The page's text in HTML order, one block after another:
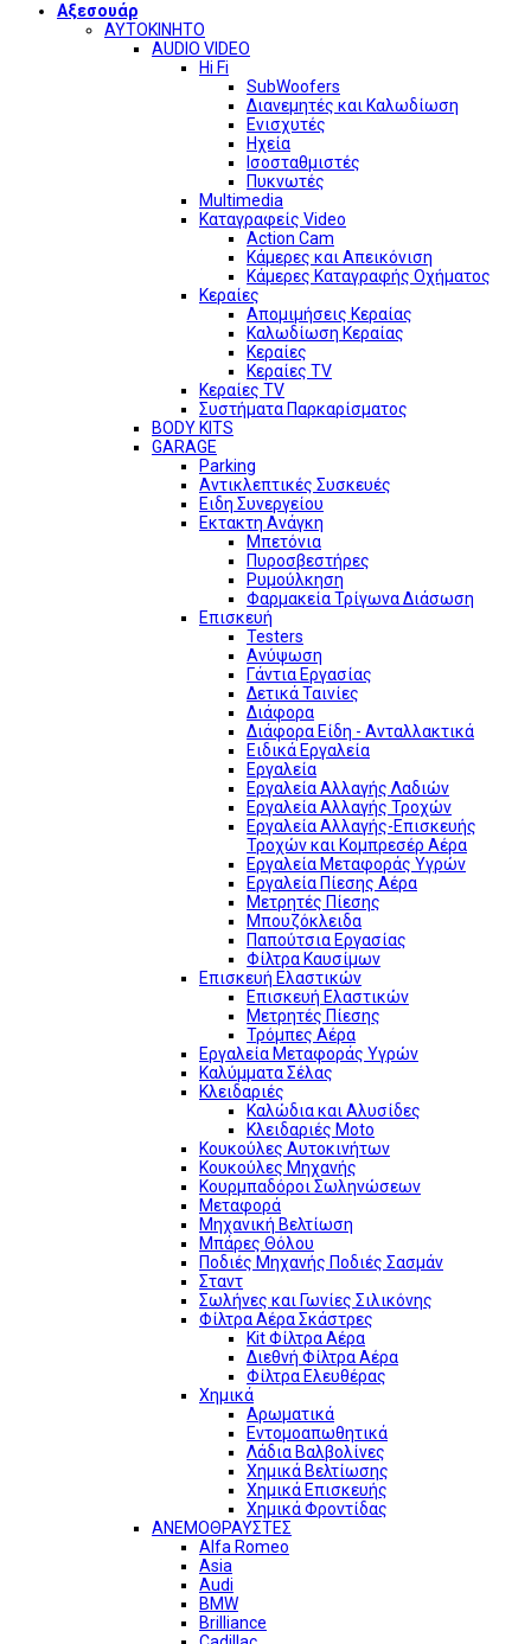
Αξεσουάρ
ΑΥΤΟΚΙΝΗΤΟ
AUDIO VIDEO
Hi Fi
SubWoofers
Διανεμητές και Καλωδίωση
Ενισχυτές
Ηχεία
Ισοσταθμιστές
Πυκνωτές
Multimedia
Καταγραφείς Video
Action Cam
Κάμερες και Απεικόνιση
Κάμερες Καταγραφής Οχήματος
Κεραίες
Απομιμήσεις Κεραίας
Καλωδίωση Κεραίας
Κεραίες
Κεραίες TV
Κεραίες TV
Συστήματα Παρκαρίσματος
BODY KITS
GARAGE
Parking
Αντικλεπτικές Συσκευές
Ειδη Συνεργείου
Εκτακτη Ανάγκη
Μπετόνια
Πυροσβεστήρες
Ρυμούλκηση
Φαρμακεία Τρίγωνα Διάσωση
Επισκευή
Testers
Ανύψωση
Γάντια Εργασίας
Δετικά Ταινίες
Διάφορα
Διάφορα Είδη - Ανταλλακτικά
Ειδικά Εργαλεία
Εργαλεία
Εργαλεία Αλλαγής Λαδιών
Εργαλεία Αλλαγής Τροχών
Εργαλεία Αλλαγής-Επισκευής
Τροχών και Κομπρεσέρ Αέρα
Εργαλεία Μεταφοράς Υγρών
Εργαλεία Πίεσης Αέρα
Μετρητές Πίεσης
Μπουζόκλειδα
Παπούτσια Εργασίας
Φίλτρα Καυσίμων
Επισκευή Ελαστικών
Επισκευή Ελαστικών
Μετρητές Πίεσης
Τρόμπες Αέρα
Εργαλεία Μεταφοράς Υγρών
Καλύμματα Σέλας
Κλειδαριές
Καλώδια και Αλυσίδες
Κλειδαριές Moto
Κουκούλες Αυτοκινήτων
Κουκούλες Μηχανής
Κουρμπαδόροι Σωληνώσεων
Μεταφορά
Μηχανική Βελτίωση
Μπάρες Θόλου
Ποδιές Μηχανής Ποδιές Σασμάν
Σταντ
Σωλήνες και Γωνίες Σιλικόνης
Φίλτρα Αέρα Σκάστρες
Kit Φίλτρα Αέρα
Διεθνή Φίλτρα Αέρα
Φίλτρα Ελευθέρας
Χημικά
Αρωματικά
Εντομοαπωθητικά
Λάδια Βαλβολίνες
Χημικά Βελτίωσης
Χημικά Επισκευής
Χημικά Φροντίδας
ΑΝΕΜΟΘΡΑΥΣΤΕΣ
Alfa Romeo
Asia
Audi
BMW
Brilliance